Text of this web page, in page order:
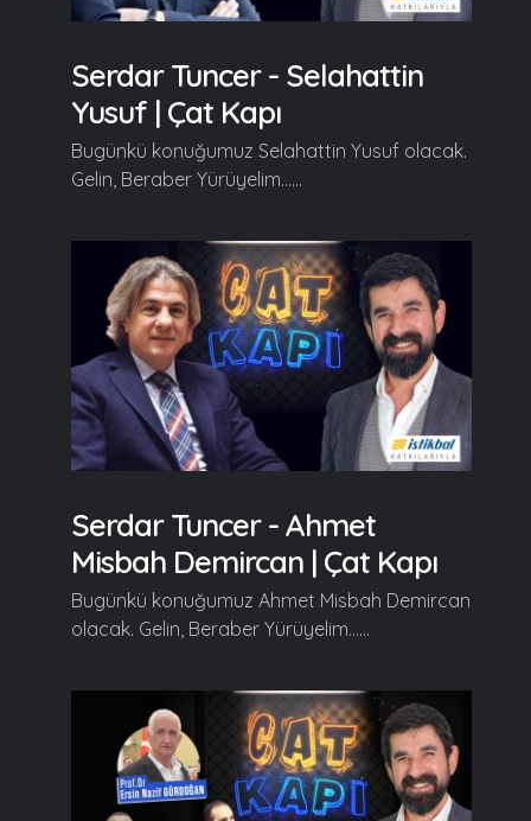
Serdar Tuncer - Selahattin
Yusuf | Çat Kapı
Bugünkü konuğumuz Selahattin Yusuf olacak.
Gelin, Beraber Yürüyelim......
Serdar Tuncer - Ahmet
Misbah Demircan | Çat Kapı
Bugünkü konuğumuz Ahmet Misbah Demircan
olacak. Gelin, Beraber Yürüyelim......